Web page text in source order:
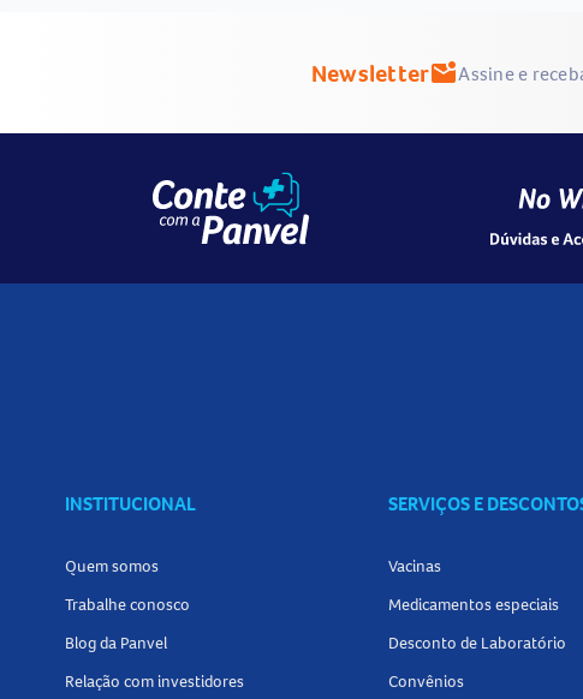
Newslettermark_email_unreadAssine e
INSTITUCIONAL
Quem somos
Trabalhe conosco
Blog da Panvel
Relação com investidores
SERVIÇOS E
Vacinas
Medicamentos especiais
Desconto de Laboratório
Convênios